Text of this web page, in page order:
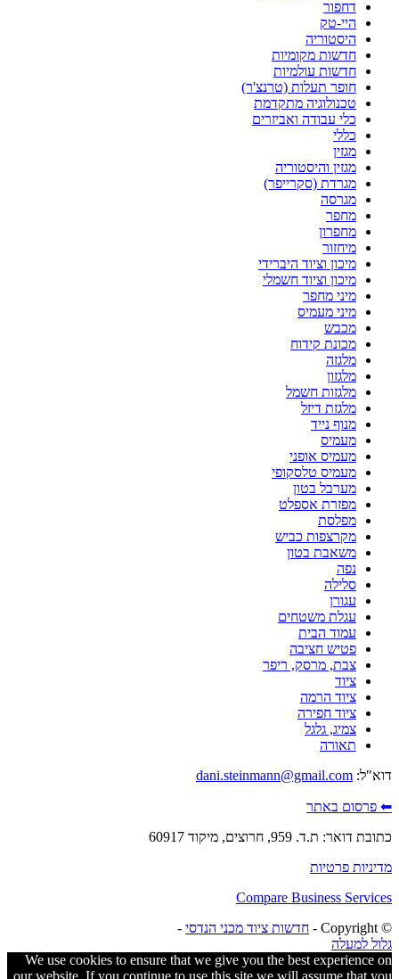
דחפור
היי-טק
היסטוריה
חדשות מקומיות
חדשות עולמיות
חופר תעלות (טרנצ'ר)
טכנולוגיה מתקדמת
כלי עבודה ואביזרים
כללי
מגזין
מגזין והיסטוריה
מגרדת (סקרייפר)
מגרסה
מחפר
מחפרון
מיחזור
מיכון וציוד היברידי
מיכון וציוד חשמלי
מיני מחפר
מיני מעמיס
מכבש
מכונת קידוח
מלגזה
מלגזון
מלגזות חשמל
מלגזת דיזל
מנוף נייד
מעמיס
מעמיס אופני
מעמיס טלסקופי
מערבל בטון
מפזרת אספלט
מפלסת
מקרצפות כביש
משאבת בטון
נפה
סלילה
עגורן
עגלת משטחים
עמוד הבית
פטיש חציבה
צבת, מרסק, ריפר
ציוד
ציוד הרמה
ציוד חפירה
צמיג, גלגל
תאורה
דוא"ל: dani.steinmann@gmail.com
⬅ פרסום באתר
כתובת דואר: ת.ד. 959, חרוצים, מיקוד 60917
מדיניות פרטיות
Compare Business Services
© ‫Copyright -
חדשות ציוד מכני הנדסי -
גלול למעלה
We use cookies to ensure that we give you the best experience on
our website. If you continue to use this site we will assume that you